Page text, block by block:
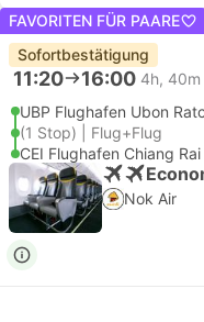
FAVORITEN FÜR PAARE
Sofortbestätigung
11:20 16:00 4h, 40m
UBP Flughafen Ubon
(1 Stop) | Flug+Flug
CEI Flughafen Chiang Rai
Nok Air